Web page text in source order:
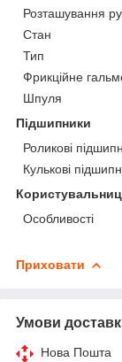
Розташування
Стан
Тип
Фрикційне
Шпуля
Підшипники
Роликові
Кулькові
Особливості
Приховати
Умови
Нова Пошта